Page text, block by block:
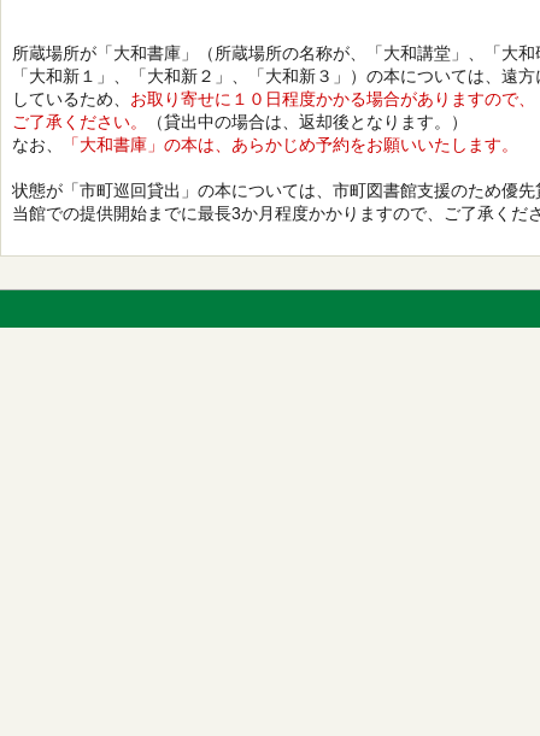
所蔵場所が「大和書庫」（所蔵場所の名称が、「大和講堂」、「大和
「大和新１」、「大和新２」、「大和新３」）の本については、遠方
しているため、 お取り寄せに１０日程度かかる場合がありますので、
ご了承ください。
（貸出中の場合は、返却後となります。）
なお、
「大和書庫」の本は、あらかじめ予約をお願いいたします。
状態が「市町巡回貸出」の本については、市町図書館支援のため優
当館での提供開始までに最長3か月程度かかりますので、ご了承くだ